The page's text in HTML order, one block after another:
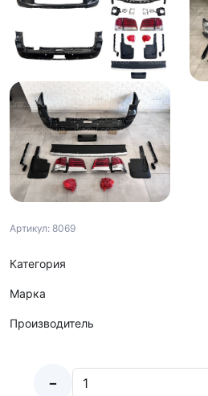
Артикул: 8069
Категория
Марка
Производитель
-